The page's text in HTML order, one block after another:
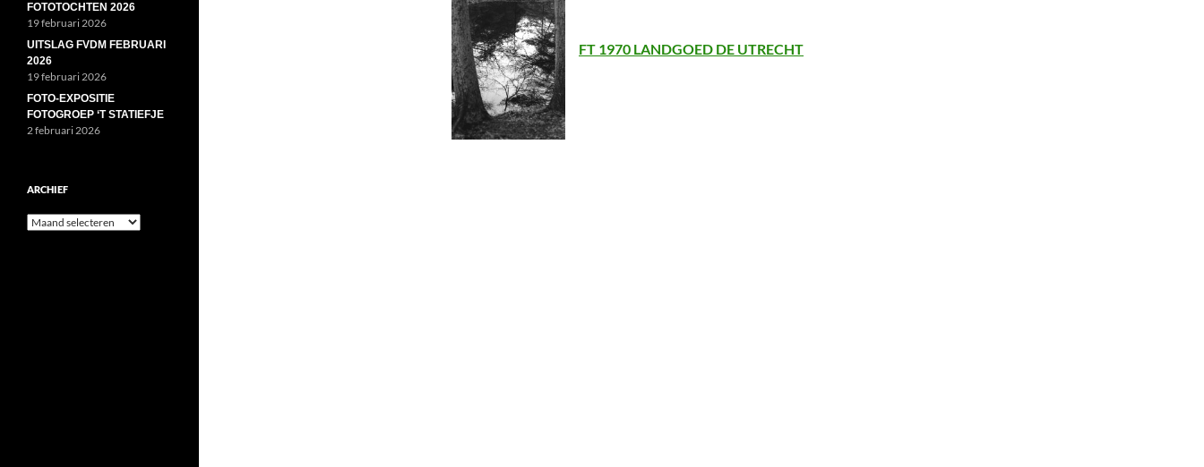
FT 1970 LANDGOED DE UTRECHT
FOTOTOCHTEN 2026
19 februari 2026
UITSLAG FVDM FEBRUARI
2026
19 februari 2026
FOTO-EXPOSITIE
FOTOGROEP ‘T STATIEFJE
2 februari 2026
ARCHIEF
Archief